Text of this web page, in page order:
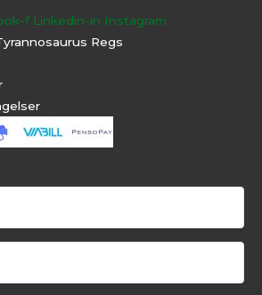
f Linkedin-in Instagram
Regs